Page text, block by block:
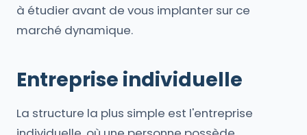
à étudier avant de vous implanter sur ce
marché dynamique.
Entreprise individuelle
La structure la plus simple est l'entreprise